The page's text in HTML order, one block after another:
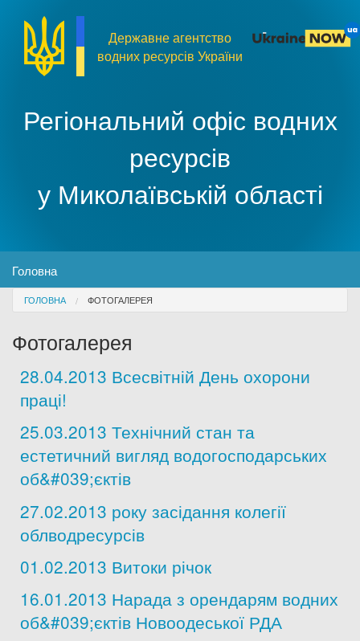
Регіональний офіс водних
ресурсів
у Миколаївській області
Державне агентство
водних ресурсів України
MENU
Головна
Про організацію
Доступ до публічної інформації
Дозвіл на спеціальне водокористування
Платні послуги
You are here
ГОЛОВНА ФОТОГАЛЕРЕЯ
Фотогалерея
28.04.2013 Всесвітній День охорони
праці!
25.03.2013 Технічний стан та
естетичний вигляд водогосподарських
об&#039;єктів
27.02.2013 року засідання колегії
облводресурсів
01.02.2013 Витоки річок
16.01.2013 Нарада з орендарям водних
об&#039;єктів Новоодеської РДА